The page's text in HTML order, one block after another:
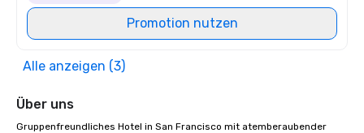
Promotion nutzen
Alle anzeigen (3)
Über uns
Gruppenfreundliches Hotel in San Francisco mit atemberaubender